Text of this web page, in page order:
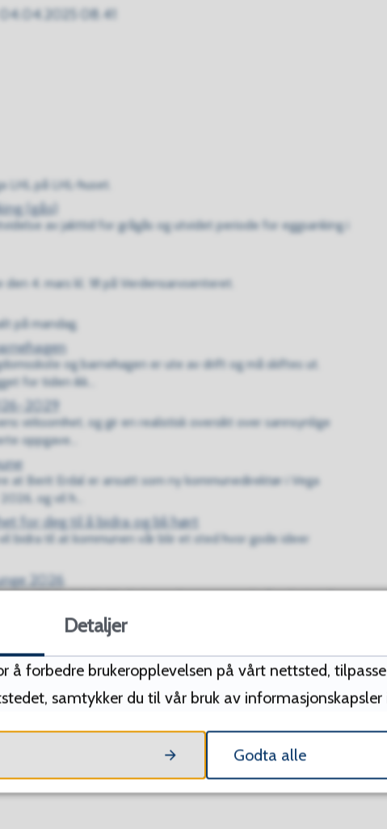
04.04.2025 08.41
LHL på LHL-huset.
(gås)
av jakttid for grågås og utvidet periode for eggsanking i
4. mars kl. 18 på Verdensarvsenteret.
på mandag.
og barnehagen er ute av drift og må skiftes ut.
for tiden ikk...
2029
virksomhet, og gir en realistisk oversikt over sannsynlige
oppgave...
at Berit Erdal er ansatt som ny kommunedirektør i Vega
og vil h...
for deg til å bidra og bli hørt
bidra til at kommunen vår blir et sted hvor gode ideer
2026
“Tilskudd til inkludering av barn og unge” nå er lyst ut for
...
du kan leie ut?
Detaljer
å forbedre brukeropplevelsen på vårt nettsted,
samtykker du til vår bruk av
Godta alle